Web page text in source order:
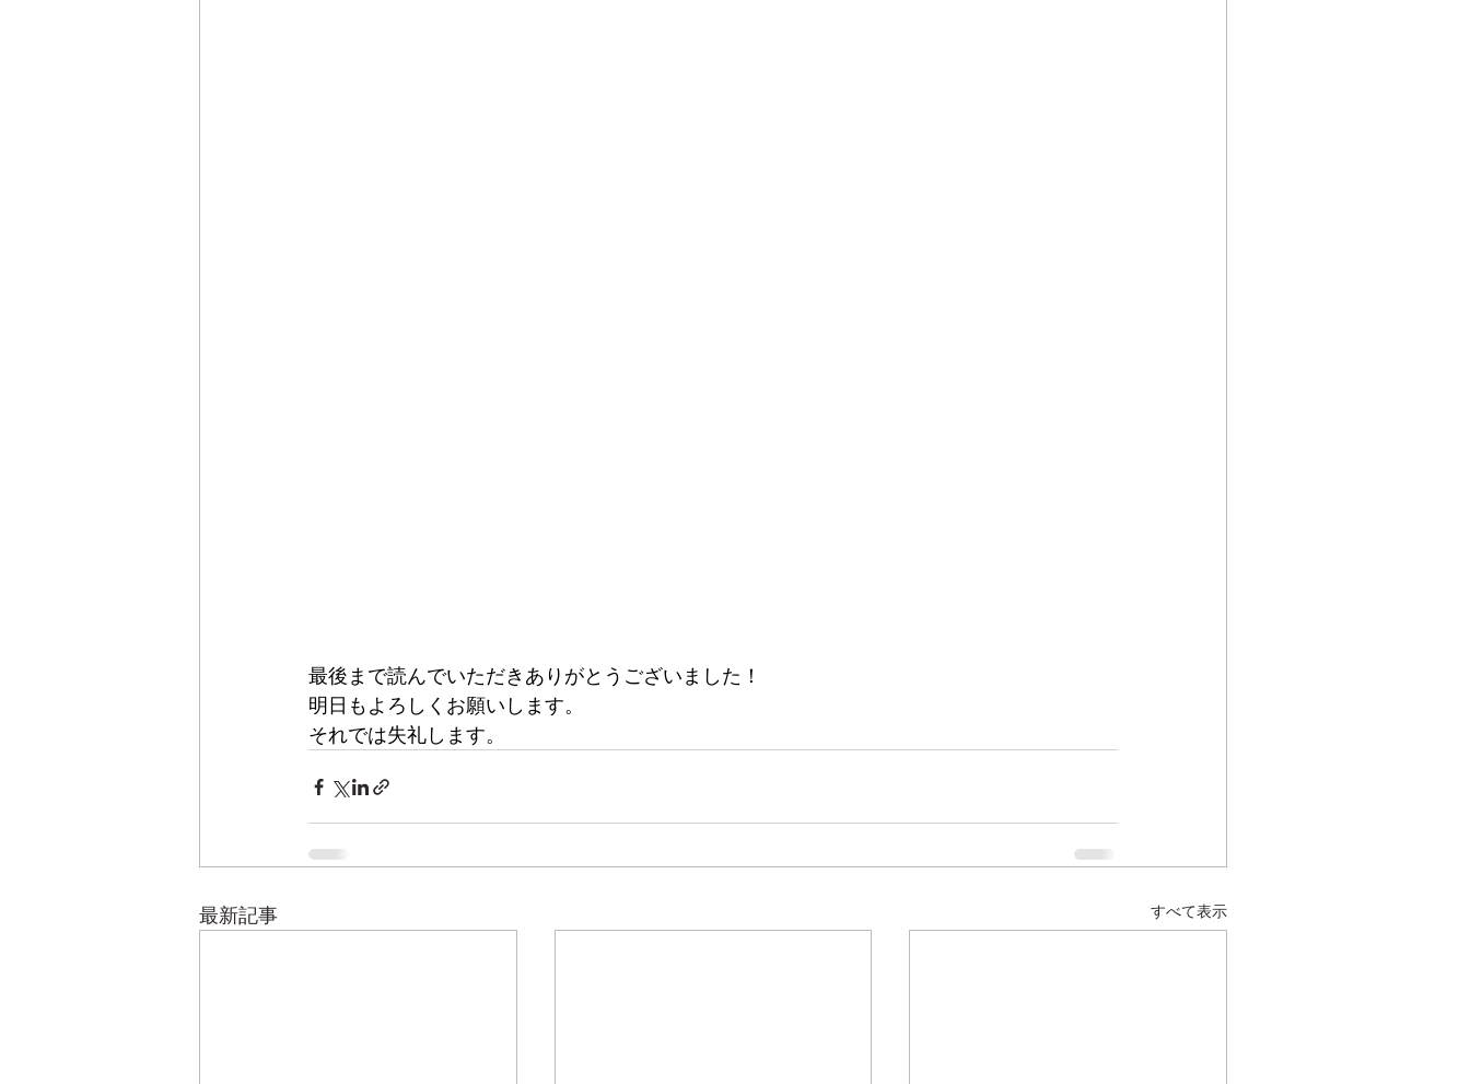
最後まで読んでいただきありがとうございました！
明日もよろしくお願いします。
それでは失礼します。
最新記事 すべて表示